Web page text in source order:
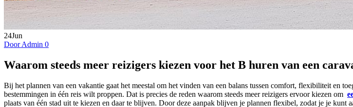
24Jun
Door Admin 0
Waarom steeds meer reizigers kiezen voor het B huren van een
Bij het plannen van een vakantie gaat het meestal om het vinden van een balans tussen comfort, flexibiliteit en
bestemmingen in één reis wilt proppen. Dat is precies de reden waarom steeds meer reizigers ervoor kiezen om
plaats van één stad uit te kiezen en daar te blijven. Door deze aanpak blijven je plannen flexibel, zodat je je kunt